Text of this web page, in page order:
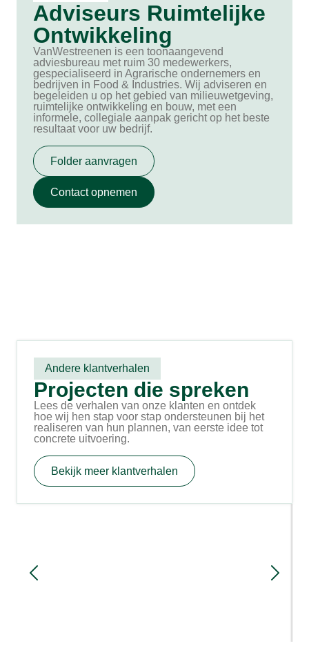
Adviseurs Ruimtelijke
Ontwikkeling
VanWestreenen is een toonaangevend
adviesbureau met ruim 30 medewerkers,
gespecialiseerd in Agrarische ondernemers en
bedrijven in Food & Industries. Wij adviseren en
begeleiden u op het gebied van milieuwetgeving,
ruimtelijke ontwikkeling en bouw, met een
informele, collegiale aanpak gericht op het beste
resultaat voor uw bedrijf.
Folder aanvragen
Contact opnemen
Andere klantverhalen
Projecten die spreken
Lees de verhalen van onze klanten en ontdek
hoe wij hen stap voor stap ondersteunen bij het
realiseren van hun plannen, van eerste idee tot
concrete uitvoering.
Bekijk meer klantverhalen
Familie Simmes in Netterden bouwt